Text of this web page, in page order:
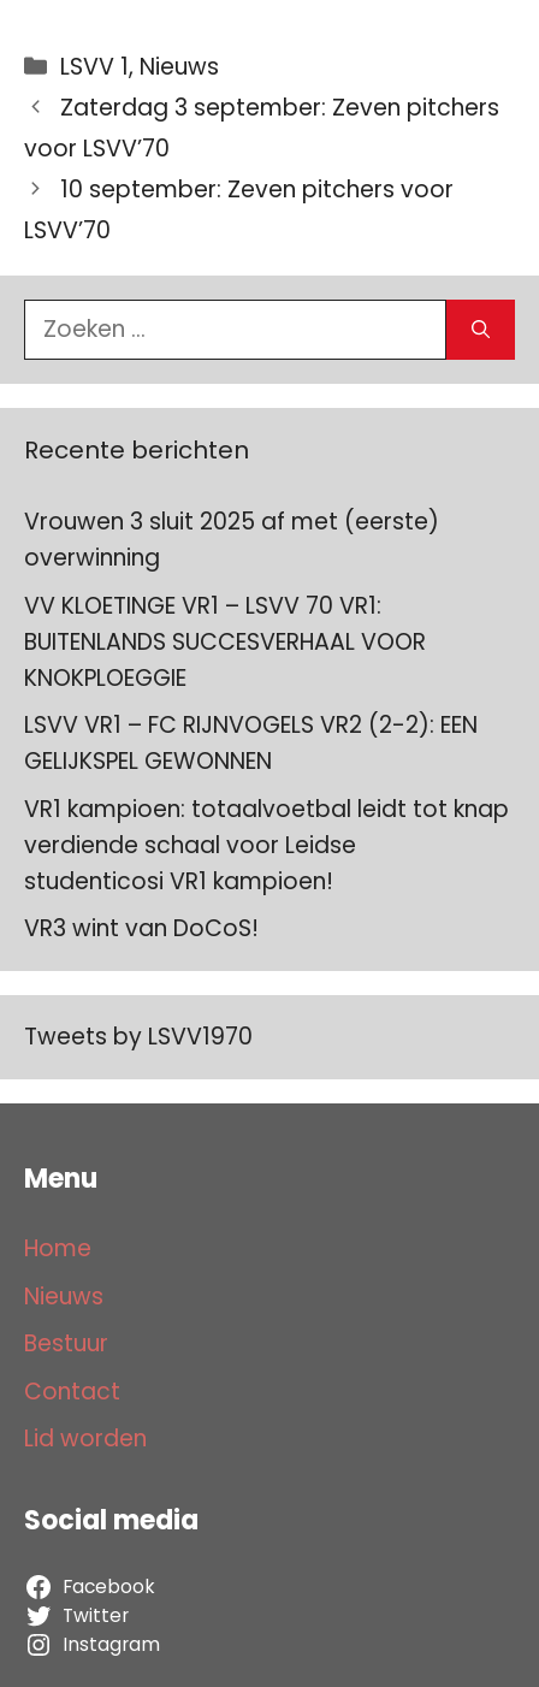
Categorieën
LSVV 1, Nieuws
Zaterdag 3 september: Zeven pitchers
voor LSVV’70
10 september: Zeven pitchers voor
LSVV’70
Zoek
naar:
Recente berichten
Vrouwen 3 sluit 2025 af met (eerste)
overwinning
VV KLOETINGE VR1 – LSVV 70 VR1:
BUITENLANDS SUCCESVERHAAL VOOR
KNOKPLOEGGIE
LSVV VR1 – FC RIJNVOGELS VR2 (2-2): EEN
GELIJKSPEL GEWONNEN
VR1 kampioen: totaalvoetbal leidt tot knap
verdiende schaal voor Leidse
studenticosi VR1 kampioen!
VR3 wint van DoCoS!
Tweets by LSVV1970
Menu
Home
Nieuws
Bestuur
Contact
Lid worden
Social media
Facebook
Twitter
Instagram